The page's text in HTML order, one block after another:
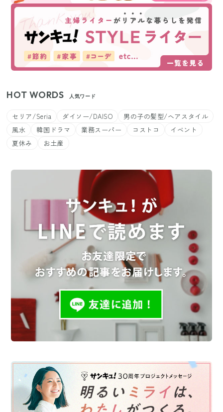
HOT WORDS 人気ワード
セリア/Seria ダイソー/DAISO
男の子の髪型/ヘアスタイル
風水
韓国ドラマ 業務スーパー コストコ
イベント
夏休み
お土産